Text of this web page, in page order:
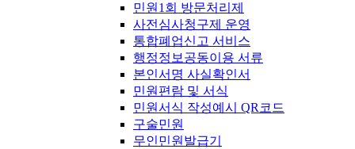
민원1회 방문처리제
사전심사청구제 운영
통합폐업신고 서비스
행정정보공동이용 서류
본인서명 사실확인서
민원편람 및 서식
민원서식 작성예시 QR코드
구술민원
무인민원발급기